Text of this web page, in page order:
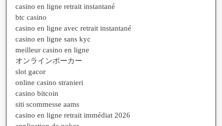
casino en ligne retrait instantané
btc casino
casino en ligne avec retrait instantané
casino en ligne sans kyc
meilleur casino en ligne
オンラインポーカー
slot gacor
online casino stranieri
casino bitcoin
siti scommesse aams
casino en ligne retrait immédiat 2026